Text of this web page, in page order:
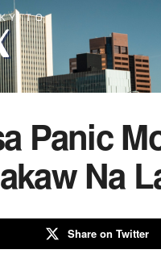
Panic
Na
Share on Twitter